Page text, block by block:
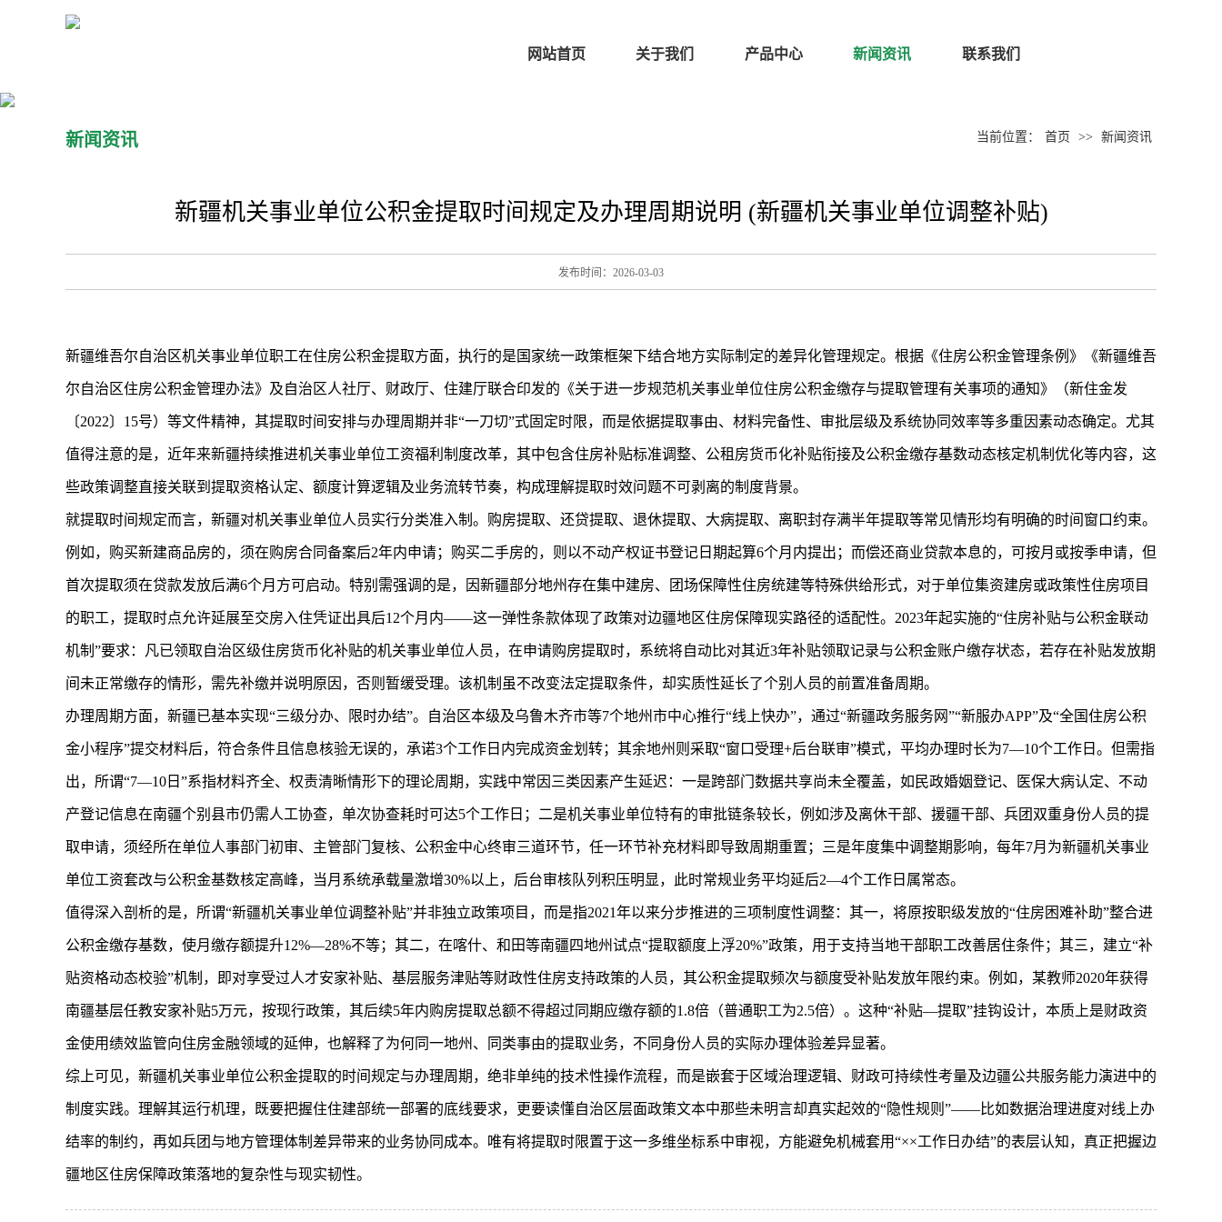
网站首页 关于我们 产品中心 新闻资讯 联系我们
新闻资讯 当前位置： 首页 >> 新闻资讯
新疆机关事业单位公积金提取时间规定及办理周期说明 (新疆机关事业单位调整补贴)
发布时间：2026-03-03
新疆维吾尔自治区机关事业单位职工在住房公积金提取方面，执行的是国家统一政策框架下结合地方实际制定的差异化管理规定。根据《住房公积金管理条例》《新疆维吾
尔自治区住房公积金管理办法》及自治区人社厅、财政厅、住建厅联合印发的《关于进一步规范机关事业单位住房公积金缴存与提取管理有关事项的通知》（新住金发
〔2022〕15号）等文件精神，其提取时间安排与办理周期并非“一刀切”式固定时限，而是依据提取事由、材料完备性、审批层级及系统协同效率等多重因素动态确定。尤其
值得注意的是，近年来新疆持续推进机关事业单位工资福利制度改革，其中包含住房补贴标准调整、公租房货币化补贴衔接及公积金缴存基数动态核定机制优化等内容，这
些政策调整直接关联到提取资格认定、额度计算逻辑及业务流转节奏，构成理解提取时效问题不可剥离的制度背景。
就提取时间规定而言，新疆对机关事业单位人员实行分类准入制。购房提取、还贷提取、退休提取、大病提取、离职封存满半年提取等常见情形均有明确的时间窗口约束。
例如，购买新建商品房的，须在购房合同备案后2年内申请；购买二手房的，则以不动产权证书登记日期起算6个月内提出；而偿还商业贷款本息的，可按月或按季申请，但
首次提取须在贷款发放后满6个月方可启动。特别需强调的是，因新疆部分地州存在集中建房、团场保障性住房统建等特殊供给形式，对于单位集资建房或政策性住房项目
的职工，提取时点允许延展至交房入住凭证出具后12个月内——这一弹性条款体现了政策对边疆地区住房保障现实路径的适配性。2023年起实施的“住房补贴与公积金联动
机制”要求：凡已领取自治区级住房货币化补贴的机关事业单位人员，在申请购房提取时，系统将自动比对其近3年补贴领取记录与公积金账户缴存状态，若存在补贴发放期
间未正常缴存的情形，需先补缴并说明原因，否则暂缓受理。该机制虽不改变法定提取条件，却实质性延长了个别人员的前置准备周期。
办理周期方面，新疆已基本实现“三级分办、限时办结”。自治区本级及乌鲁木齐市等7个地州市中心推行“线上快办”，通过“新疆政务服务网”“新服办APP”及“全国住房公积
金小程序”提交材料后，符合条件且信息核验无误的，承诺3个工作日内完成资金划转；其余地州则采取“窗口受理+后台联审”模式，平均办理时长为7—10个工作日。但需指
出，所谓“7—10日”系指材料齐全、权责清晰情形下的理论周期，实践中常因三类因素产生延迟：一是跨部门数据共享尚未全覆盖，如民政婚姻登记、医保大病认定、不动
产登记信息在南疆个别县市仍需人工协查，单次协查耗时可达5个工作日；二是机关事业单位特有的审批链条较长，例如涉及离休干部、援疆干部、兵团双重身份人员的提
取申请，须经所在单位人事部门初审、主管部门复核、公积金中心终审三道环节，任一环节补充材料即导致周期重置；三是年度集中调整期影响，每年7月为新疆机关事业
单位工资套改与公积金基数核定高峰，当月系统承载量激增30%以上，后台审核队列积压明显，此时常规业务平均延后2—4个工作日属常态。
值得深入剖析的是，所谓“新疆机关事业单位调整补贴”并非独立政策项目，而是指2021年以来分步推进的三项制度性调整：其一，将原按职级发放的“住房困难补助”整合进
公积金缴存基数，使月缴存额提升12%—28%不等；其二，在喀什、和田等南疆四地州试点“提取额度上浮20%”政策，用于支持当地干部职工改善居住条件；其三，建立“补
贴资格动态校验”机制，即对享受过人才安家补贴、基层服务津贴等财政性住房支持政策的人员，其公积金提取频次与额度受补贴发放年限约束。例如，某教师2020年获得
南疆基层任教安家补贴5万元，按现行政策，其后续5年内购房提取总额不得超过同期应缴存额的1.8倍（普通职工为2.5倍）。这种“补贴—提取”挂钩设计，本质上是财政资
金使用绩效监管向住房金融领域的延伸，也解释了为何同一地州、同类事由的提取业务，不同身份人员的实际办理体验差异显著。
综上可见，新疆机关事业单位公积金提取的时间规定与办理周期，绝非单纯的技术性操作流程，而是嵌套于区域治理逻辑、财政可持续性考量及边疆公共服务能力演进中的
制度实践。理解其运行机理，既要把握住住建部统一部署的底线要求，更要读懂自治区层面政策文本中那些未明言却真实起效的“隐性规则”——比如数据治理进度对线上办
结率的制约，再如兵团与地方管理体制差异带来的业务协同成本。唯有将提取时限置于这一多维坐标系中审视，方能避免机械套用“××工作日办结”的表层认知，真正把握边
疆地区住房保障政策落地的复杂性与现实韧性。